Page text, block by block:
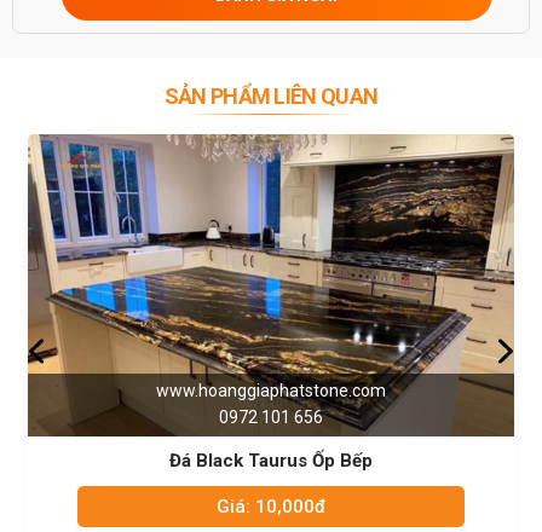
0946916986
SẢN PHẨM LIÊN QUAN
www.hoanggiaphatstone.com
0972 101 656
Đá Trắng Ý Ốp Bếp